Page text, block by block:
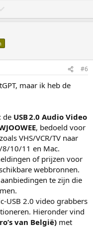
t
o
l
a
g
#6
maar ik heb de
de USB 2.0 Audio Video
, bedoeld voor
VHS/VCR/TV naar
8/10/11 en Mac.
of prijzen voor
webbronnen.
te zijn die
2.0 video grabbers
Hieronder vind
van België) met